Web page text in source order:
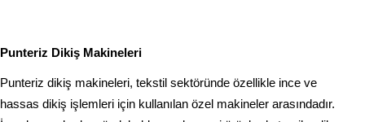
Punteriz Dikiş Makineleri
Punteriz dikiş makineleri, tekstil sektöründe özellikle ince ve
hassas dikiş işlemleri için kullanılan özel makineler arasındadır.